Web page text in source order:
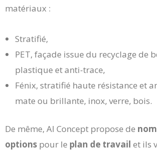
matériaux :
Stratifié,
PET, façade issue du recyclage de
plastique et anti-trace,
Fénix, stratifié haute résistance et
mate ou brillante, inox, verre, bois.
De même, AI Concept propose de
options pour le plan de travail et ils